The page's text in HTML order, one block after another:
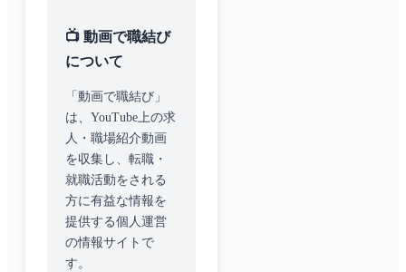
📺 動画で職結び
について
「動画で職結び」
は、YouTube上の求
人・職場紹介動画
を収集し、転職・
就職活動をされる
方に有益な情報を
提供する個人運営
の情報サイトで
す。